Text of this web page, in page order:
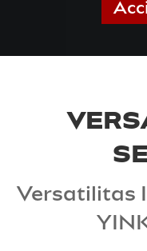
Versatilitas